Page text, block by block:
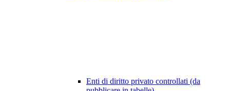
Enti di diritto privato controllati (da